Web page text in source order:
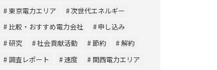
東京電力エリア
次世代エネルギー
比較・おすすめ電力会社
申し込み
研究
社会貢献活動 節約
解約
調査レポート
速度
関西電力エリア